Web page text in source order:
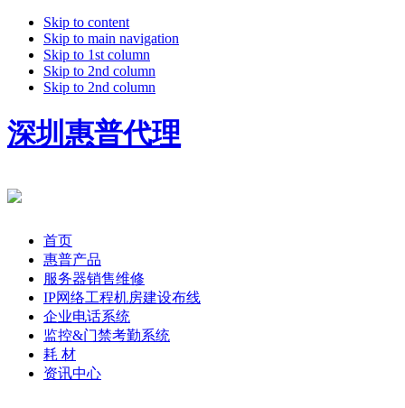
Skip to content
Skip to main navigation
Skip to 1st column
Skip to 2nd column
Skip to 2nd column
深圳惠普代理
首页
惠普产品
服务器销售维修
IP网络工程机房建设布线
企业电话系统
监控&门禁考勤系统
耗 材
资讯中心